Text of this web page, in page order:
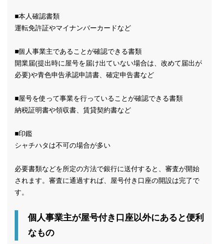
■本人確認書類
運転免許証やマイナンバーカードなど
■個人事業主であることが確認できる書類
開業届(提出時に屋号を届け出ていない場合は、改めて届出が
必要)や青色申告承認申請書、確定申告書など
■屋号を使って事業を行っていることが確認できる書類
納税証明書や領収書、賃貸契約書など
■印鑑
シャチハタは不可の場合が多い
必要書類などを所定の方法で銀行に送付すると、審査が開始
されます。審査に通過すれば、屋号付き口座の開設は完了で
す。
個人事業主が屋号付き口座以外にあると便利
なもの